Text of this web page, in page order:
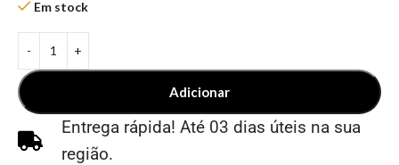
Em stock
Adicionar
Entrega rápida! Até 03 dias úteis na sua
região.